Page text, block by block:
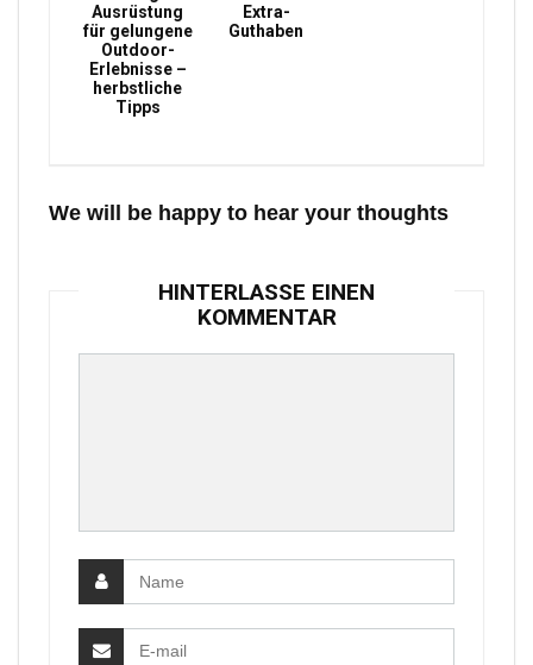
Ausrüstung
für gelungene
Outdoor-
Erlebnisse –
herbstliche
Tipps
Extra-
Guthaben
We will be happy to hear your thoughts
HINTERLASSE EINEN
KOMMENTAR